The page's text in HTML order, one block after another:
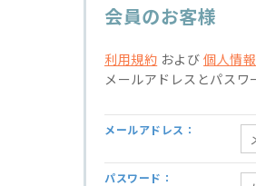
会員のお客様
利用規約 および個人情
メールアドレスとパスワ
メールアドレス：
パスワード：